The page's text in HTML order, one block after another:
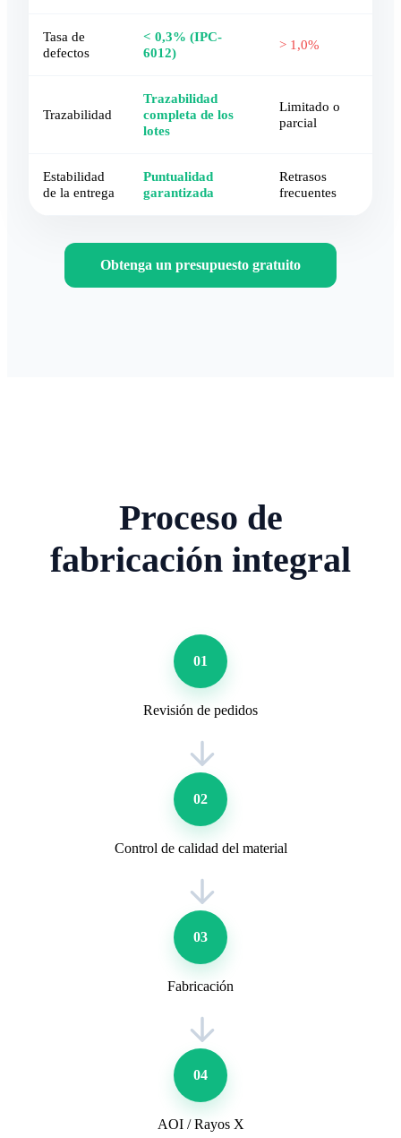
Tasa de
defectos
< 0,3% (IPC-
6012)
> 1,0%
Trazabilidad
Trazabilidad
completa de los
lotes
Limitado o
parcial
Estabilidad
de la entrega
Puntualidad
garantizada
Retrasos
frecuentes
Obtenga un presupuesto gratuito
Proceso de
fabricación integral
01
Revisión de pedidos
02
Control de calidad del material
03
Fabricación
04
AOI / Rayos X